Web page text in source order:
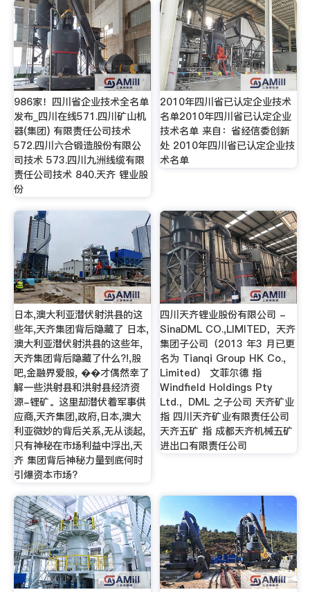
986家！四川省企业技术全名单
发布_四川在线571.四川矿山机
器(集团) 有限责任公司技术
572.四川六合锻造股份有限公
司技术 573.四川九洲线缆有限
责任公司技术 840.天齐 锂业股
份
2010年四川省已认定企业技术
名单2010年四川省已认定企业
技术名单 来自：省经信委创新
处 2010年四川省已认定企业技
术名单
日本,澳大利亚潜伏射洪县的这
些年,天齐集团背后隐藏了 日本,
澳大利亚潜伏射洪县的这些年,
天齐集团背后隐藏了什么?!,股
吧,金融界爱股, ��才偶然幸了
解一些洪射县和洪射县经济资
源-锂矿。这里却潜伏着军事供
应商,天齐集团,政府,日本,澳大
利亚微妙的背后关系,无从谈起,
只有神秘在市场利益中浮出,天
齐 集团背后神秘力量到底何时
引爆资本市场?
四川天齐锂业股份有限公司 -
SinaDML CO.,LIMITED，天齐
集团子公司（2013 年3 月已更
名为 Tianqi Group HK Co.,
Limited） 文菲尔德 指
Windfield Holdings Pty
Ltd.，DML 之子公司 天齐矿业
指 四川天齐矿业有限责任公司
天齐五矿 指 成都天齐机械五矿
进出口有限责任公司